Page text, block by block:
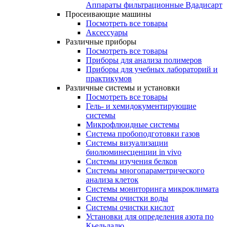
Аппараты фильтрационные Вдадисарт
Просеивающие машины
Посмотреть все товары
Аксессуары
Различные приборы
Посмотреть все товары
Приборы для анализа полимеров
Приборы для учебных лабораторий и
практикумов
Различные системы и установки
Посмотреть все товары
Гель- и хемидокументирующие
системы
Микрофлюидные системы
Система пробоподготовки газов
Системы визуализации
биолюминесценции in vivo
Системы изучения белков
Системы многопараметрического
анализа клеток
Системы мониторинга микроклимата
Системы очистки воды
Системы очистки кислот
Установки для определения азота по